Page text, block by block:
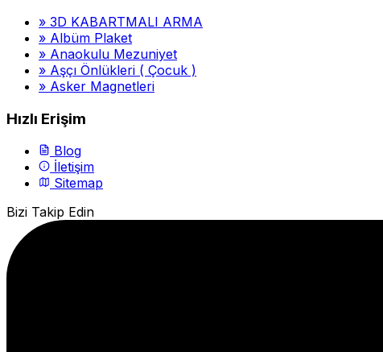
» 3D KABARTMALI ARMA
» Albüm Plaket
» Anaokulu Mezuniyet
» Aşçı Önlükleri ( Çocuk )
» Asker Magnetleri
Hızlı Erişim
Blog
İletişim
Sitemap
Bizi Takip Edin